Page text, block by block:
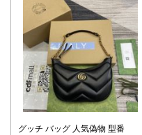
グッチ バッグ 人気偽物 型番